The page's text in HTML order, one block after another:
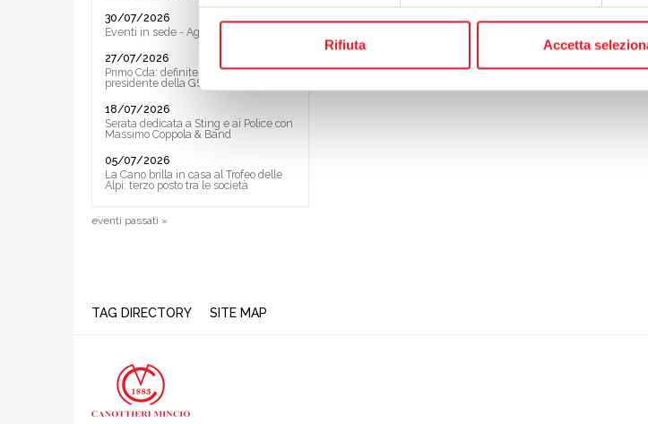
Rifiuta Accetta
30/07/2026
Eventi in sede - Agosto 2026
27/07/2026
Primo Cda: definite le Vice ed il
presidente della GS
18/07/2026
Serata dedicata a Sting e ai Police con
Massimo Coppola & Band
05/07/2026
La Cano brilla in casa al Trofeo delle
Alpi: terzo posto tra le società
eventi passati »
TAG DIRECTORY SITE MAP